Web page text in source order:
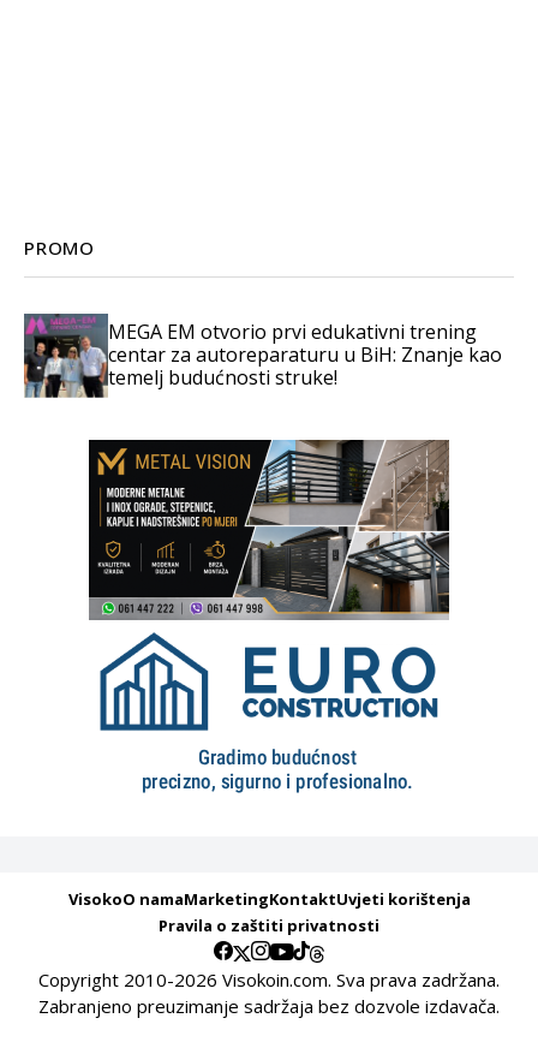
PROMO
MEGA EM otvorio prvi edukativni trening
centar za autoreparaturu u BiH: Znanje kao
temelj budućnosti struke!
VisokoO namaMarketingKontaktUvjeti korištenja
Pravila o zaštiti privatnosti
Copyright 2010-2026 Visokoin.com. Sva prava zadržana.
Zabranjeno preuzimanje sadržaja bez dozvole izdavača.